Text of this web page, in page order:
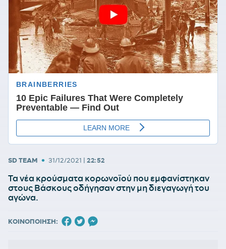
SD TEAM • 31/12/2021 | 22:52
Τα νέα κρούσματα κορωνοϊού που εμφανίστηκαν
στους Βάσκους οδήγησαν στην μη διεγαγωγή του
αγώνα.
ΚΟΙΝΟΠΟΙΗΣΗ: